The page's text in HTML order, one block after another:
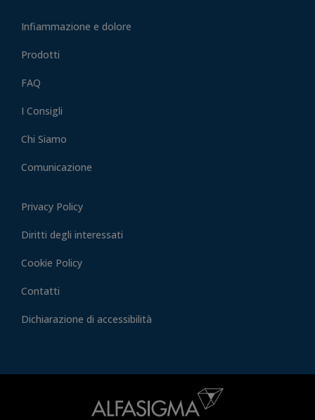
Infiammazione e dolore
Prodotti
FAQ
I Consigli
Chi Siamo
Comunicazione
Privacy Policy
Diritti degli interessati
Cookie Policy
Contatti
Dichiarazione di accessibilità